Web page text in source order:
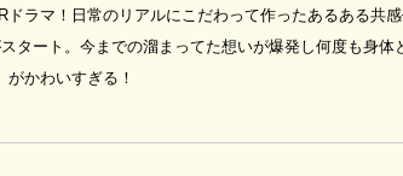
ドラマ！日常のリアルにこだわって作ったあるある
タート。今までの溜まってた想いが爆発し何度も身
かわいすぎる！